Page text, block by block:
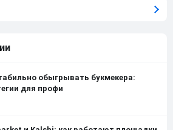
обыгрывать букмекера:
для профи